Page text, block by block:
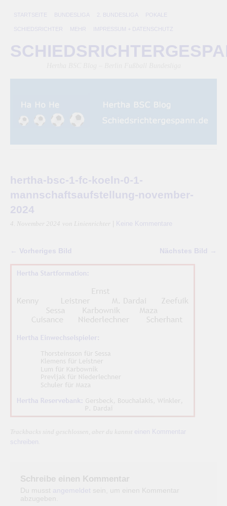
STARTSEITE BUNDESLIGA 2. BUNDESLIGA POKALE
SCHIEDSRICHTER MEHR IMPRESSUM + DATENSCHUTZ
hertha-bsc-1-fc-koeln-0-1-
mannschaftsaufstellung-november-
2024
4. November 2024 von Linienrichter Keine Kommentare
← Vorheriges Bild Nächstes Bild →
Trackbacks sind geschlossen, aber du kannst einen Kommentar
schreiben
Schreibe einen Kommentar
Du musst angemeldet sein, um einen Kommentar
abzugeben.